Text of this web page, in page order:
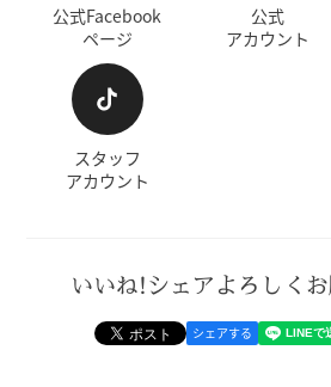
公式Facebook
ページ
公式
アカウント
スタッフ
アカウント
いいね!シェアよろしくお
シェアする